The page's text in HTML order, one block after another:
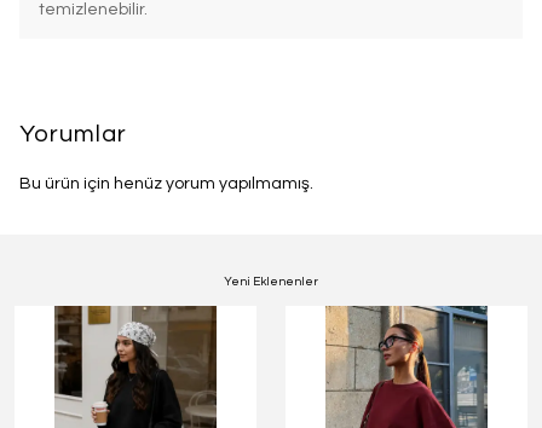
temizlenebilir.
Yorumlar
Bu ürün için henüz yorum yapılmamış.
Yeni Eklenenler